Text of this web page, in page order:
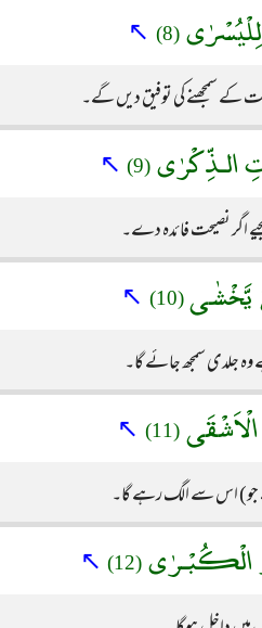
(8)
↖
سمجھنے کی توفیق دیں گے۔
الـذِّكْرٰى (9)
↖
اگر نصیحت فائدہ دے۔
يَّخْشٰى(10)
↖
وہ جلدی سمجھ جائے گا۔
(11)
↖
جو) اس سے الگ رہے گا۔
الْكُبْـرٰى (12)
↖